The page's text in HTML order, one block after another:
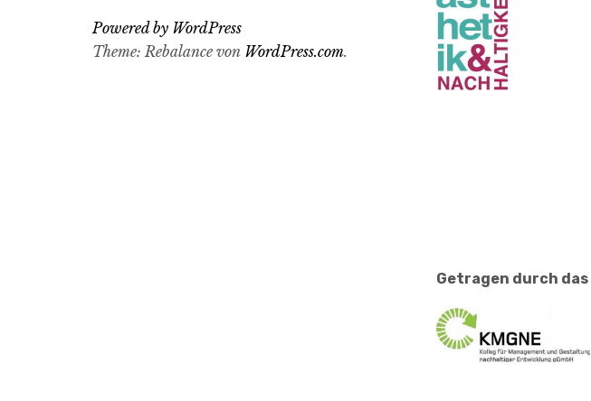
Getragen durch das
Powered by WordPress
Theme: Rebalance von WordPress.com.